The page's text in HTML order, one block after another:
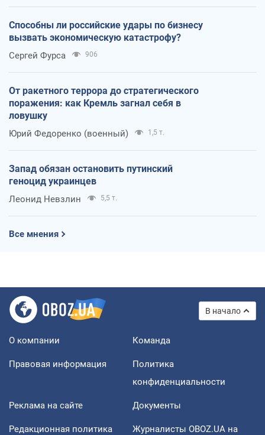
Способны ли российские удары по бизнесу
вызвать экономическую катастрофу?
Сергей Фурса 906
От ракетного террора до стратегического
поражения: как Кремль загнал себя в
ловушку
Юрий Федоренко (военный) 1,5 т.
Запад обязан остановить путинский
геноцид украинцев
Леонид Невзлин 5,5 т.
Все мнения
В начало
О компании Команда
Правовая информация
Политика
конфиденциальности
Реклама на сайте Документы
Редакционная политика
Журналисты OBOZ.UA на